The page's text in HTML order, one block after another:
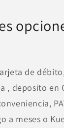
de
, deposito en
a meses o